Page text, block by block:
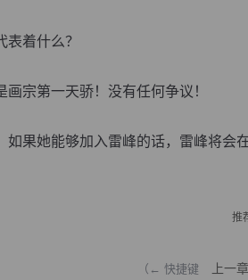
着什么？
宗第一天骄！没有任何争议！
果她能够加入雷峰的话，雷峰将会
推
（← 快捷键 上一章